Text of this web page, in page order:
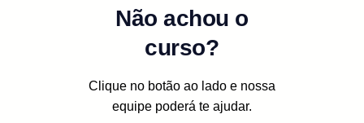
Não achou o
curso?
Clique no botão ao lado e nossa
equipe poderá te ajudar.